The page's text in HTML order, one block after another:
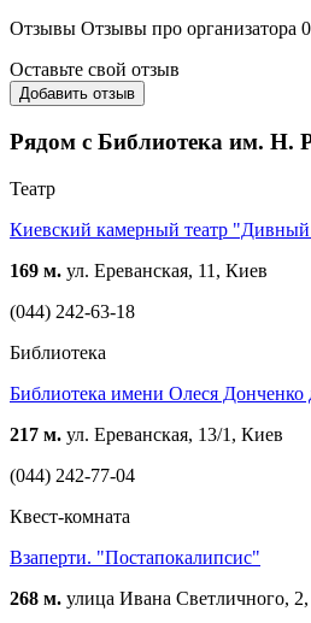
Отзывы Отзывы про организатора 0
Оставьте свой отзыв
Добавить отзыв
Рядом с Библиотека им. Н.
Театр
Киевский камерный театр "Дивный
169 м. ул. Ереванская, 11, Киев
(044) 242-63-18
Библиотека
Библиотека имени Олеся Донченко
217 м. ул. Ереванская, 13/1, Киев
(044) 242-77-04
Квест-комната
Взаперти. "Постапокалипсис"
268 м. улица Ивана Светличного,